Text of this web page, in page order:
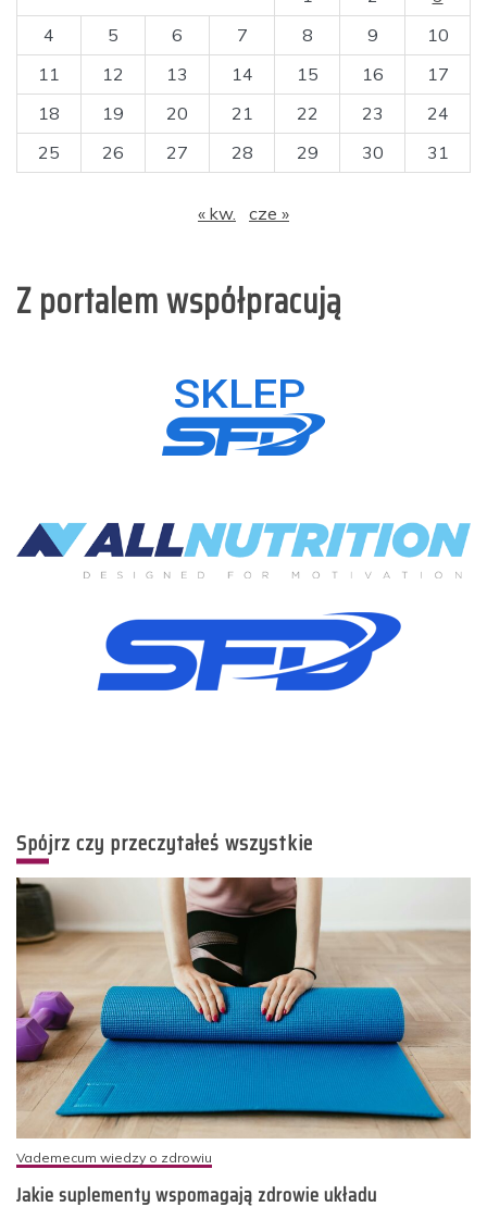
4
5 6 7 8 9
10
11
12 13 14 15 16
17
18
19 20 21 22 23
24
25
26 27 28 29 30 31
« kw. cze »
Z portalem współpracują
Spójrz czy przeczytałeś wszystkie
Vademecum wiedzy o zdrowiu
Jakie suplementy wspomagają zdrowie układu